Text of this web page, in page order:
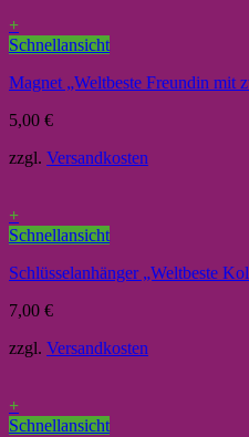
+
Schnellansicht
Magnet „Weltbeste Freundin mit
5,00 €
zzgl. Versandkosten
+
Schnellansicht
Schlüsselanhänger „Weltbeste
7,00 €
zzgl. Versandkosten
+
Schnellansicht